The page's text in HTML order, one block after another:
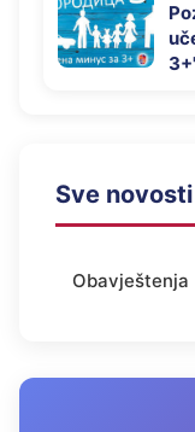
Sve novosti
Obavještenja